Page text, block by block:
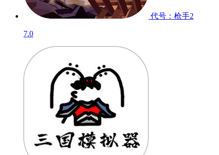
代号：枪手2
7.0